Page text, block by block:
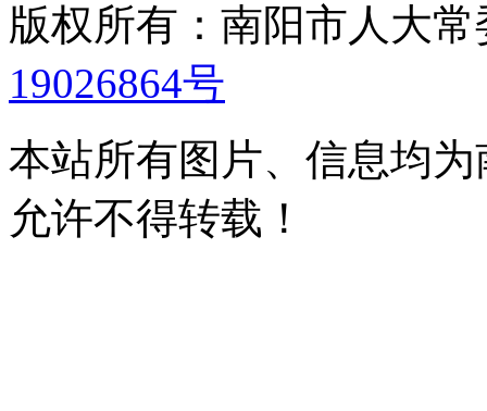
版权所有：南阳市人
19026864号
本站所有图片、信息均
允许不得转载！